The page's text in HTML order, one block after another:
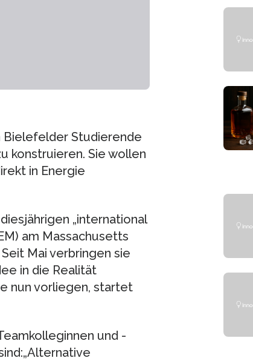
Bielefelder Studierende
konstruieren. Sie wollen
in Energie
„international
am Massachusetts
Mai verbringen sie
in die Realität
nun vorliegen, startet
und -